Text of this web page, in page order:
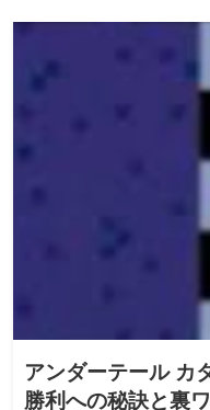
アンダーテール カ
勝利への秘訣と裏